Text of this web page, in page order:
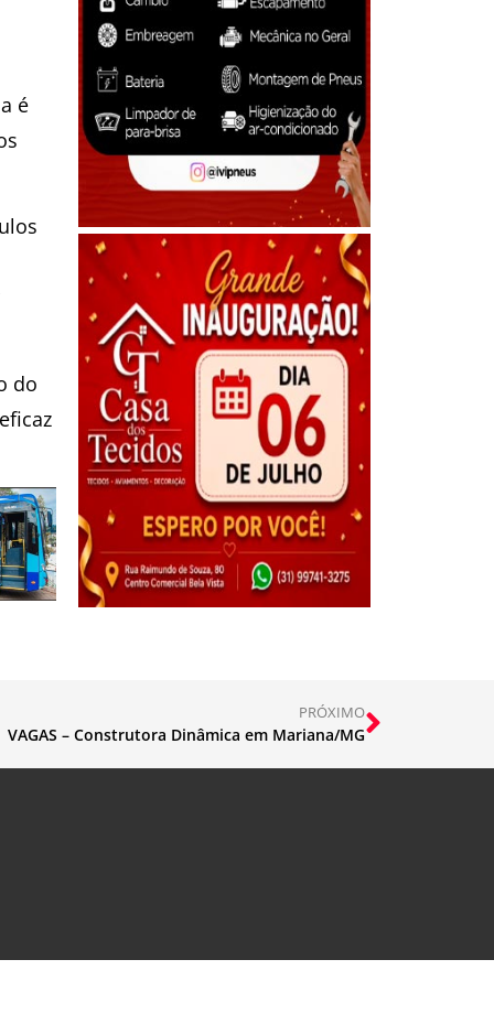
é
do
PRÓXIMO
VAGAS – Construtora Dinâmica em Mariana/MG